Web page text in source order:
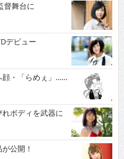
督舞台に
デビュー
・「らめぇ」……
ボディを武器に
公開！